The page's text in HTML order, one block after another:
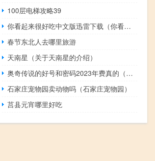
100层电梯攻略39
你看起来很好吃中文版迅雷下载（你看起来好像很好吃国语迅雷下载）
春节东北人去哪里旅游
天南星（关于天南星的介绍）
奥奇传说的好号和密码2023年费真的（奥奇传说2020年费真号）
石家庄宠物园卖动物吗（石家庄宠物园）
莒县元宵哪里好吃